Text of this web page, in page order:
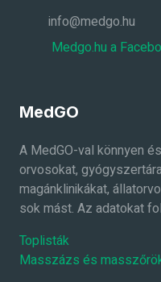
info@medgo.hu
Medgo.hu a
MedGO
A MedGO-val könnyen
orvosokat,
magánklinikákat,
sok mást. Az adatokat
Toplisták
Masszázs és